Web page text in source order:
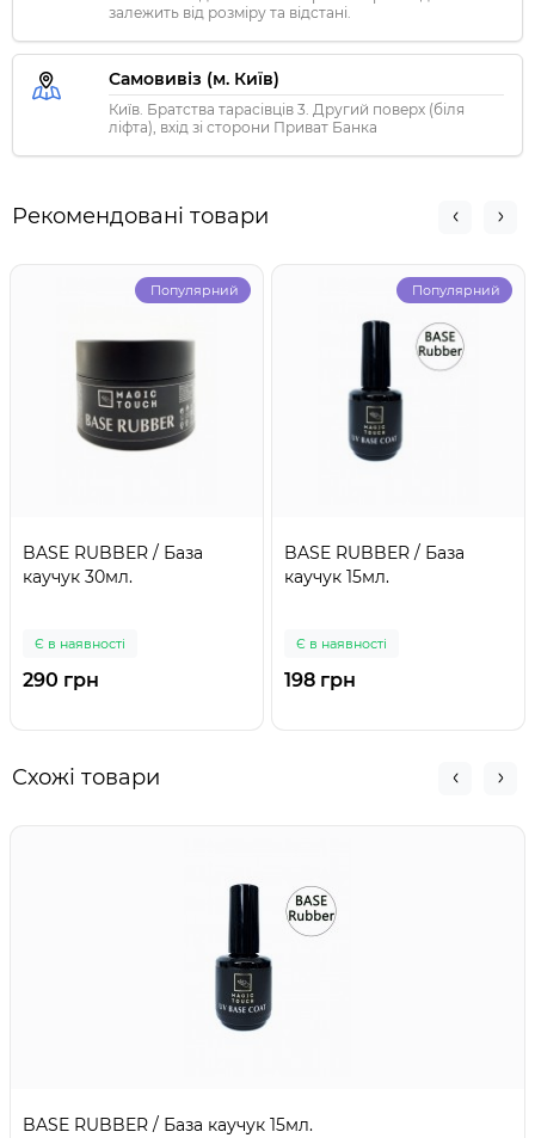
залежить від розміру та відстані.
Самовивіз (м. Київ)
Київ. Братства тарасівців 3. Другий поверх (біля
ліфта), вхід зі сторони Приват Банка
Рекомендовані товари
Популярний
BASE RUBBER / База
каучук 30мл.
Є в наявності
290 грн
Популярний
BASE RUBBER / База
каучук 15мл.
Є в наявності
198 грн
Схожі товари
BASE RUBBER / База каучук 15мл.